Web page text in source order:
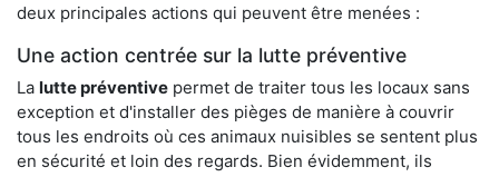
deux principales actions qui peuvent être menées :
Une action centrée sur la lutte préventive
La lutte préventive permet de traiter tous les locaux sans
exception et d'installer des pièges de manière à couvrir
tous les endroits où ces animaux nuisibles se sentent plus
en sécurité et loin des regards. Bien évidemment, ils